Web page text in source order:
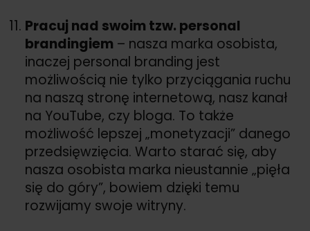
Pracuj nad swoim tzw. personal
brandingiem – nasza marka osobista,
inaczej personal branding jest
możliwością nie tylko przyciągania ruchu
na naszą stronę internetową, nasz kanał
na YouTube, czy bloga. To także
możliwość lepszej „monetyzacji” danego
przedsięwzięcia. Warto starać się, aby
nasza osobista marka nieustannie „pięła
się do góry”, bowiem dzięki temu
rozwijamy swoje witryny.